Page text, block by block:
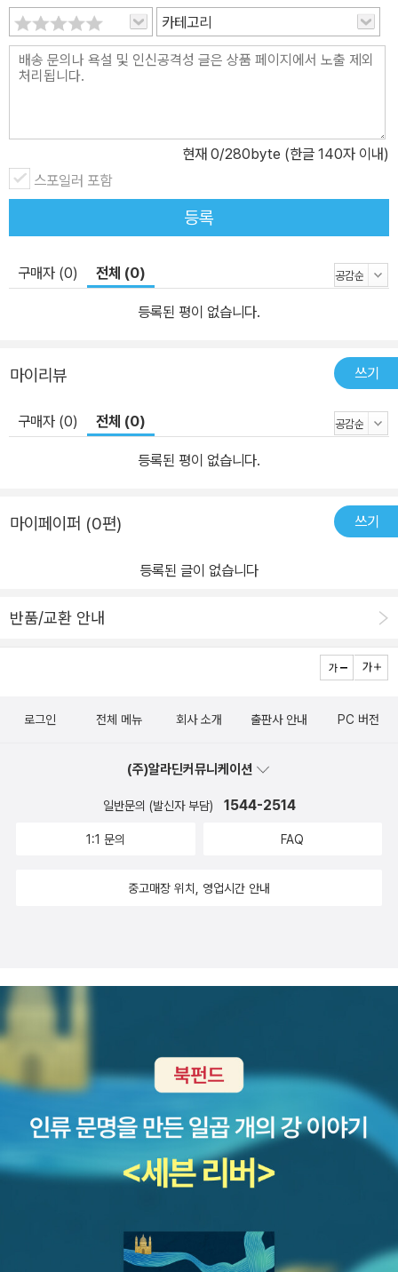
카테고리
현재 0/280byte (한글 140자 이내)
스포일러 포함
등록
구매자 (0) 전체 (0)
등록된 평이 없습니다.
마이리뷰 쓰기
구매자 (0) 전체 (0)
등록된 평이 없습니다.
마이페이퍼 (0편) 쓰기
등록된 글이 없습니다
반품/교환 안내
로그인 전체 메뉴 회사 소개 출판사 안내 PC 버전
(주)알라딘커뮤니케이션
일반문의 (발신자 부담) 1544-2514
1:1 문의 FAQ
중고매장 위치, 영업시간 안내